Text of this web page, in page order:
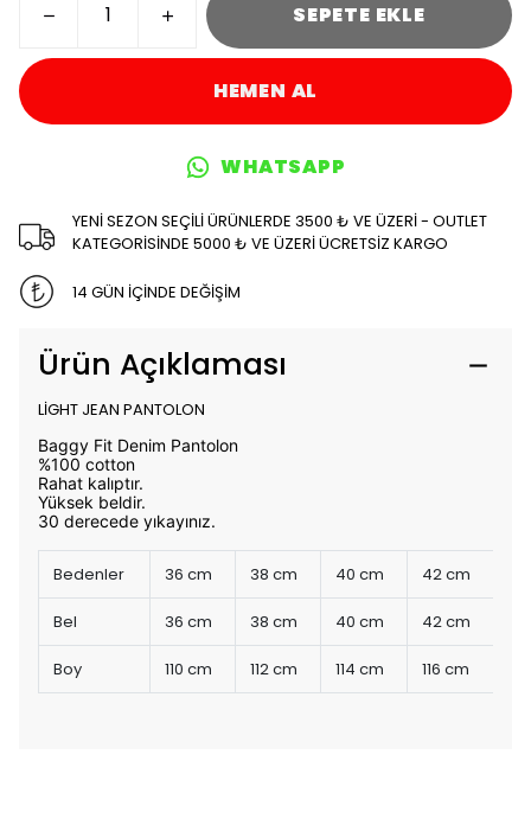
SEPETE EKLE
HEMEN AL
WHATSAPP
YENİ SEZON SEÇİLİ ÜRÜNLERDE 3500 ₺ VE ÜZERİ - OUTLET
KATEGORİSİNDE 5000 ₺ VE ÜZERİ ÜCRETSİZ KARGO
14 GÜN İÇİNDE DEĞİŞİM
Ürün Açıklaması
LİGHT JEAN PANTOLON
Baggy Fit Denim Pantolon
%100 cotton
Rahat kalıptır.
Yüksek beldir.
30 derecede yıkayınız.
Bedenler 36 cm 38 cm 40 cm 42 cm
Bel 36 cm 38 cm 40 cm 42 cm
Boy 110 cm 112 cm 114 cm 116 cm